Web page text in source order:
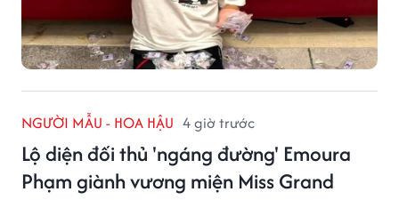
NGƯỜI MẪU - HOA HẬU 4 giờ trước
Lộ diện đối thủ 'ngáng đường' Emoura
Phạm giành vương miện Miss Grand